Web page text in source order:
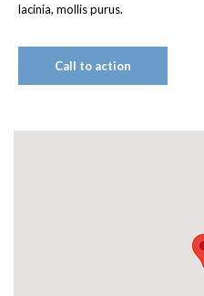
lacinia, mollis purus.
Call to action